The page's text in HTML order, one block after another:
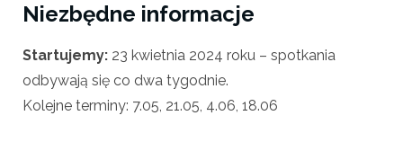
Niezbędne informacje
Startujemy: 23 kwietnia 2024 roku – spotkania
odbywają się co dwa tygodnie.
Kolejne terminy: 7.05, 21.05, 4.06, 18.06